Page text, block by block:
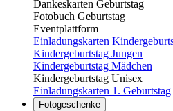
Dankeskarten Geburtstag
Fotobuch Geburtstag
Eventplattform
Einladungskarten
Kindergeburtstag Jungen
Kindergeburtstag Mädchen
Kindergeburtstag Unisex
Einladungskarten 1. Geburtstag
Fotogeschenke